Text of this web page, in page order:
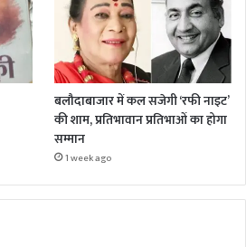
बलौदाबाजार में कल सजेगी ‘रफी नाइट’
की शाम, प्रतिभावान प्रतिभाओं का होगा
सम्मान
1 week ago